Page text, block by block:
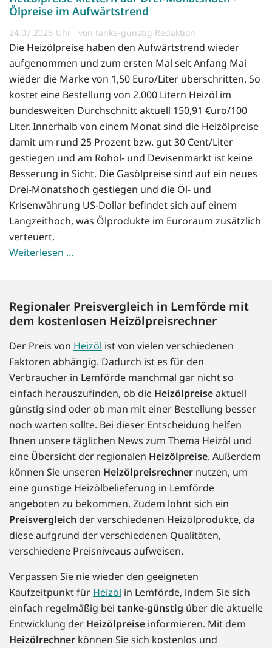
Ölpreise im Aufwärtstrend
24.07.2026 von tanke-günstig Redaktion
Die Heizölpreise haben den Aufwärtstrend wieder
aufgenommen und zum ersten Mal seit Anfang Mai
wieder die Marke von 1,50 Euro/Liter überschritten. So
kostet eine Bestellung von 2.000 Litern Heizöl im
bundesweiten Durchschnitt aktuell 150,91 €uro/100
Liter. Innerhalb von einem Monat sind die Heizölpreise
damit um rund 25 Prozent bzw. gut 30 Cent/Liter
gestiegen und am Rohöl- und Devisenmarkt ist keine
Besserung in Sicht. Die Gasölpreise sind auf ein neues
Drei-Monatshoch gestiegen und die Öl- und
Krisenwährung US-Dollar befindet sich auf einem
Langzeithoch, was Ölprodukte im Euroraum zusätzlich
verteuert.
Weiterlesen …
Regionaler Preisvergleich in Lemförde mit
dem kostenlosen Heizölpreisrechner
Der Preis von Heizöl ist von vielen verschiedenen
Faktoren abhängig. Dadurch ist es für den
Verbraucher in Lemförde manchmal gar nicht so
einfach herauszufinden, ob die Heizölpreiseaktuell
günstig sind oder ob man mit einer Bestellung besser
noch warten sollte. Bei dieser Entscheidung helfen
Ihnen unsere täglichen News zum Thema Heizöl und
eine Übersicht der regionalen Heizölpreise. Außerdem
können Sie unseren Heizölpreisrechner nutzen, um
eine günstige Heizölbelieferung in Lemförde
angeboten zu bekommen. Zudem lohnt sich ein
Preisvergleich der verschiedenen Heizölprodukte, da
diese aufgrund der verschiedenen Qualitäten,
verschiedene Preisniveaus aufweisen.
Verpassen Sie nie wieder den geeigneten
Kaufzeitpunkt für Heizöl in Lemförde, indem Sie sich
einfach regelmäßig bei tanke-günstig über die aktuelle
Entwicklung der Heizölpreise informieren. Mit dem
Heizölrechner können Sie sich kostenlos und